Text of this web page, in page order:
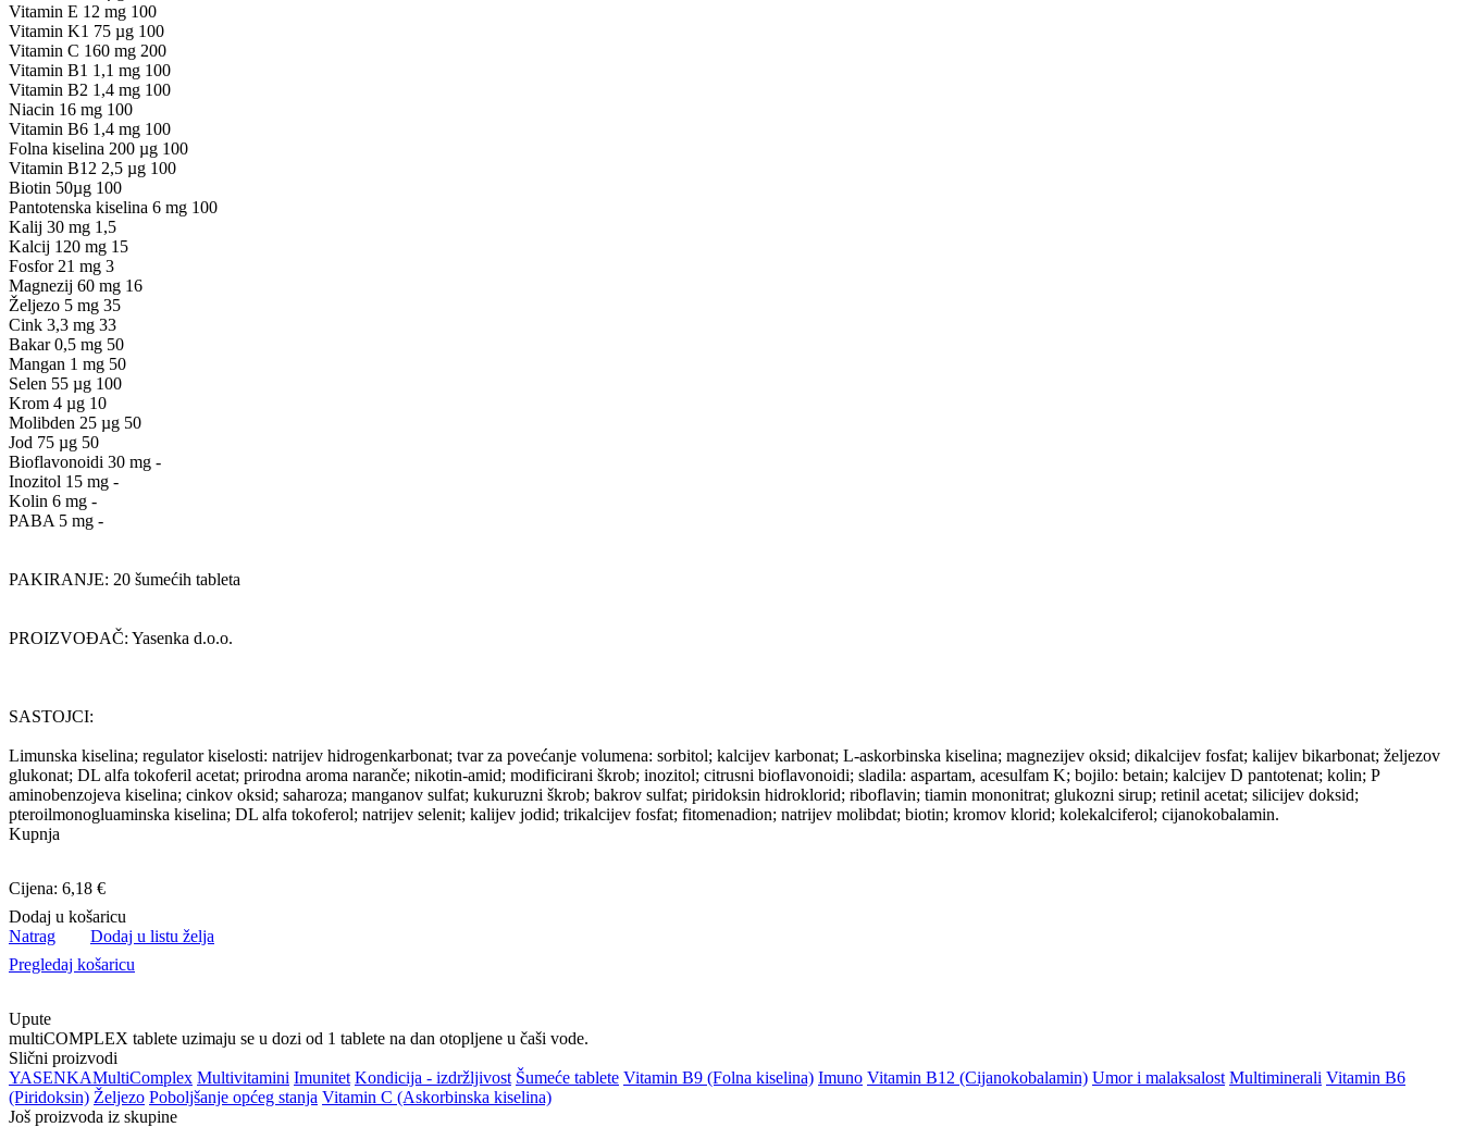
Vitamin E 12 mg 100
Vitamin K1 75 µg 100
Vitamin C 160 mg 200
Vitamin B1 1,1 mg 100
Vitamin B2 1,4 mg 100
Niacin 16 mg 100
Vitamin B6 1,4 mg 100
Folna kiselina 200 µg 100
Vitamin B12 2,5 µg 100
Biotin 50µg 100
Pantotenska kiselina 6 mg 100
Kalij 30 mg 1,5
Kalcij 120 mg 15
Fosfor 21 mg 3
Magnezij 60 mg 16
Željezo 5 mg 35
Cink 3,3 mg 33
Bakar 0,5 mg 50
Mangan 1 mg 50
Selen 55 µg 100
Krom 4 µg 10
Molibden 25 µg 50
Jod 75 µg 50
Bioflavonoidi 30 mg -
Inozitol 15 mg -
Kolin 6 mg -
PABA 5 mg -
PAKIRANJE: 20 šumećih tableta
PROIZVOĐAČ: Yasenka d.o.o.
SASTOJCI:
Limunska kiselina; regulator kiselosti: natrijev hidrogenkarbonat; tvar za povećanje volumena: sorbitol; kalcijev karbonat; L-askorbinska kiselina; magnezijev oksid; dikalcijev fosfat; kalijev bikarbonat; željezov
glukonat; DL alfa tokoferil acetat; prirodna aroma naranče; nikotin-amid; modificirani škrob; inozitol; citrusni bioflavonoidi; sladila: aspartam, acesulfam K; bojilo: betain; kalcijev D pantotenat; kolin; P
aminobenzojeva kiselina; cinkov oksid; saharoza; manganov sulfat; kukuruzni škrob; bakrov sulfat; piridoksin hidroklorid; riboflavin; tiamin mononitrat; glukozni sirup; retinil acetat; silicijev doksid;
pteroilmonogluaminska kiselina; DL alfa tokoferol; natrijev selenit; kalijev jodid; trikalcijev fosfat; fitomenadion; natrijev molibdat; biotin; kromov klorid; kolekalciferol; cijanokobalamin.
Kupnja
Cijena: 6,18 €
Dodaj u košaricu
Natrag
Dodaj u listu želja
Pregledaj košaricu
Upute
multiCOMPLEX tablete uzimaju se u dozi od 1 tablete na dan otopljene u čaši vode.
Slični proizvodi
YASENKAMultiComplex Multivitamini Imunitet Kondicija - izdržljivost Šumeće tablete Vitamin B9 (Folna kiselina) Imuno Vitamin B12 (Cijanokobalamin) Umor i malaksalost Multiminerali Vitamin B6
(Piridoksin) Željezo Poboljšanje općeg stanja Vitamin C (Askorbinska kiselina)
Još proizvoda iz skupine